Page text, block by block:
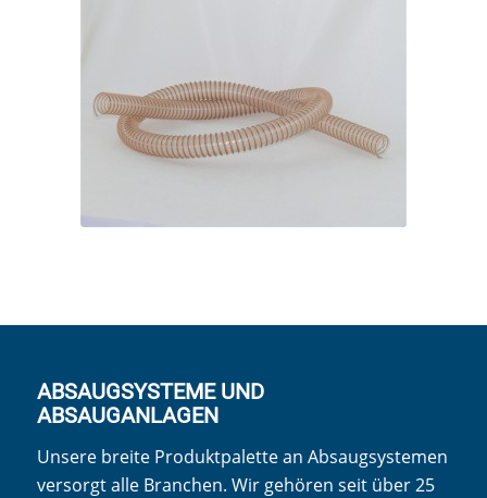
ABSAUGSYSTEME UND
ABSAUGANLAGEN
Unsere breite Produktpalette an Absaugsystemen
versorgt alle Branchen. Wir gehören seit über 25